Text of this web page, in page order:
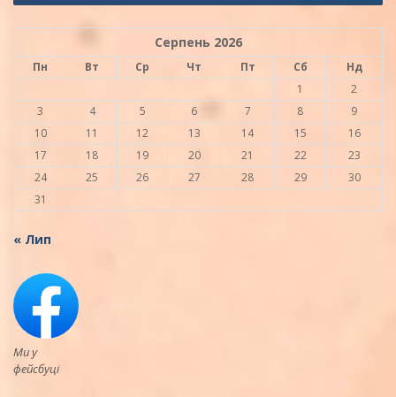
Серпень 2026
Пн Вт Ср Чт Пт Сб
Нд
1
2
3
4 5 6 7 8
9
10
11 12 13 14 15
16
17
18 19 20 21 22
23
24
25 26 27 28 29
30
31
« Лип
Ми у
фейсбуці